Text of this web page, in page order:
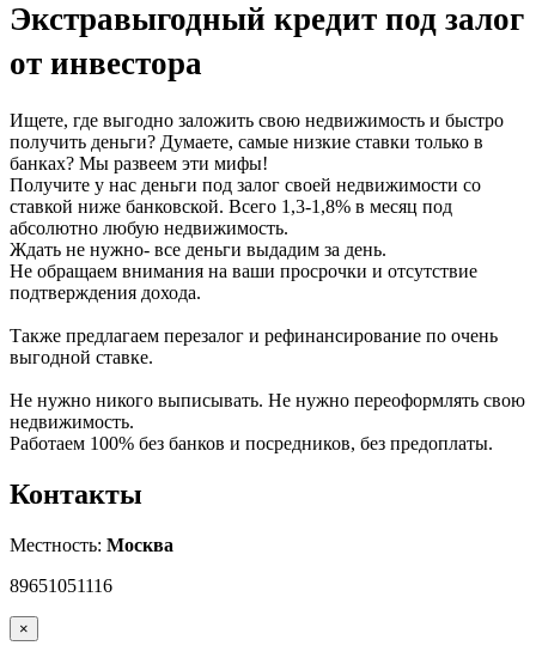
Экстравыгодный кредит под залог
от инвестора
Ищете, где выгодно заложить свою недвижимость и быстро
получить деньги? Думаете, самые низкие ставки только в
банках? Мы развеем эти мифы!
Получите у нас деньги под залог своей недвижимости со
ставкой ниже банковской. Всего 1,3-1,8% в месяц под
абсолютно любую недвижимость.
Ждать не нужно- все деньги выдадим за день.
Не обращаем внимания на ваши просрочки и отсутствие
подтверждения дохода.
Также предлагаем перезалог и рефинансирование по очень
выгодной ставке.
Не нужно никого выписывать. Не нужно переоформлять свою
недвижимость.
Работаем 100% без банков и посредников, без предоплаты.
Контакты
Местность: Москва
89651051116
×